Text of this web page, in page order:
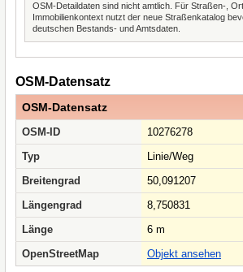
OSM-Detaildaten sind nicht amtlich. Für Straßen-,
Immobilienkontext nutzt der neue Straßenkatalog
deutschen Bestands- und Amtsdaten.
OSM-Datensatz
OSM-Datensatz
OSM-ID
10276278
Typ
Linie/Weg
Breitengrad
50,091207
Längengrad
8,750831
Länge
6 m
OpenStreetMap
Objekt ansehen